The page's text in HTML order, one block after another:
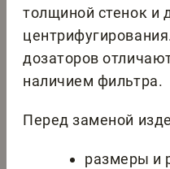
толщиной стенок и
дозаторов
наличием фильтра.
Перед заменой
размеры и